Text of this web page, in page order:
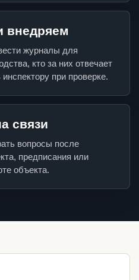
внедряем
журналы для
кто за них отвечает
при проверке.
связи
вопросы после
предписания или
объекта.